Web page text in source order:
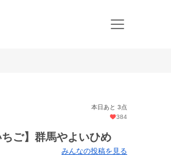
本日あと 3点
384
ご】群馬やよいひめ
みんなの投稿を見る